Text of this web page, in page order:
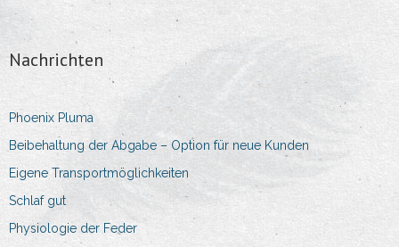
Nachrichten
Phoenix Pluma
Beibehaltung der Abgabe – Option für neue Kunden
Eigene Transportmöglichkeiten
Schlaf gut
Physiologie der Feder